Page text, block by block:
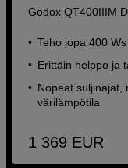
Godox QT400IIIM
Teho jopa 400 Ws
Erittäin helppo ja
Nopeat suljinajat,
värilämpötila
1 369 EUR